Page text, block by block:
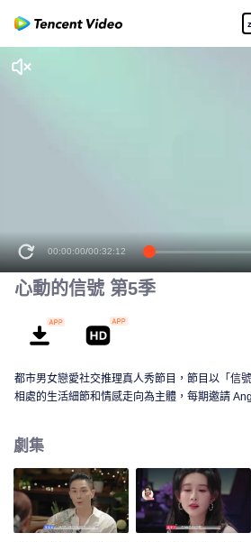
00:00:00/00:32:12
心動的信號 第5季
都市男女戀愛社交推理真人秀節目，節目以「信
相處的生活細節和情感走向為主體，每期邀請
劇集